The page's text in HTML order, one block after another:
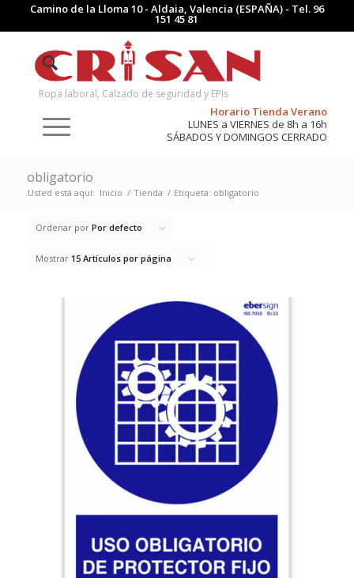
Camino de la Lloma 10 - Aldaia, Valencia (ESPAÑA) - Tel. 96
151 45 81
Ropa laboral, Calzado de seguridad y EPIs
Horario Tienda Verano
LUNES a VIERNES de 8h a 16h
SÁBADOS Y DOMINGOS CERRADO
obligatorio
Usted está aquí: Inicio / Tienda / Etiqueta: obligatorio
Ordenar por Por defecto
Mostrar 15 Artículos por página